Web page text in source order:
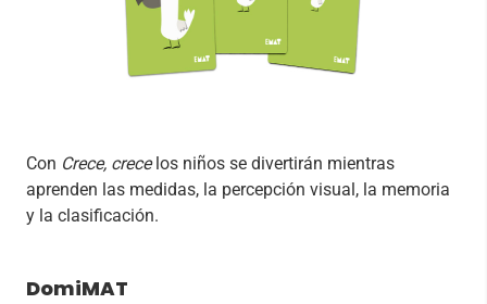
Con Crece, crecelos niños se divertirán mientras
aprenden las medidas, la percepción visual, la memoria
y la clasificación.
DomiMAT